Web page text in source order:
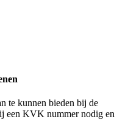
te kunnen bieden bij de
een KVK nummer nodig en